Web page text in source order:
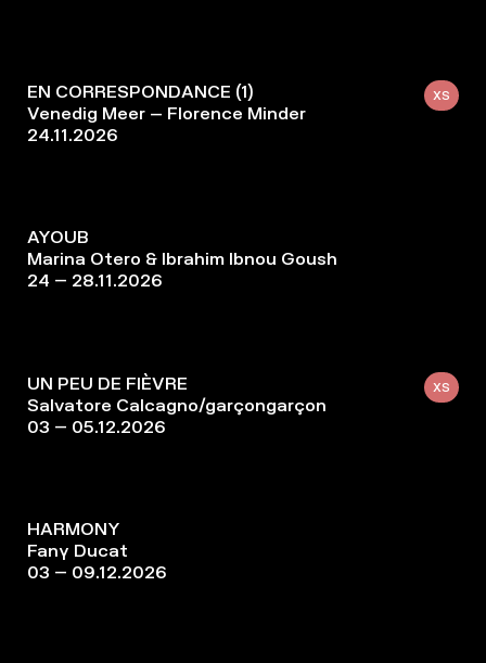
XS
EN CORRESPONDANCE (1)
Venedig Meer – Florence Minder
24.11.2026
AYOUB
Marina Otero & Ibrahim Ibnou Goush
24 – 28.11.2026
XS
UN PEU DE FIÈVRE
Salvatore Calcagno/garçongarçon
03 – 05.12.2026
HARMONY
Fany Ducat
03 – 09.12.2026